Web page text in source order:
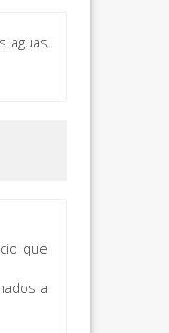
aguas
que
a